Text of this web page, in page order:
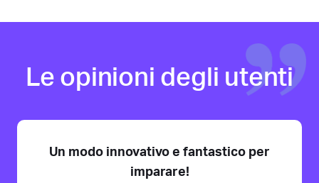
Le opinioni degli utenti
Un modo innovativo e fantastico per
imparare!